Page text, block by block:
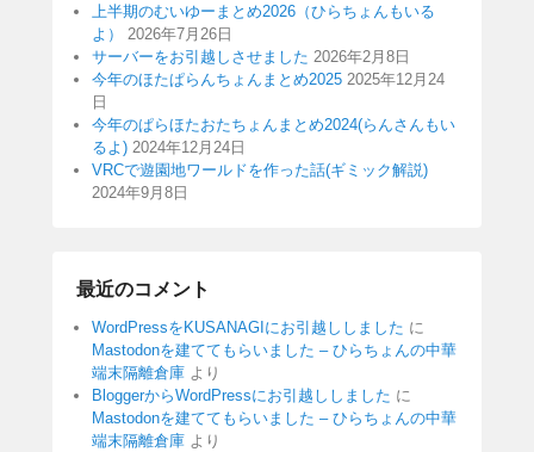
上半期のむいゆーまとめ2026（ひらちょんもいる
よ）
2026年7月26日
サーバーをお引越しさせました 2026年2月8日
今年のほたぱらんちょんまとめ2025 2025年12月24
日
今年のぱらほたおたちょんまとめ2024(らんさんもい
るよ) 2024年12月24日
VRCで遊園地ワールドを作った話(ギミック解説)
2024年9月8日
最近のコメント
WordPressをKUSANAGIにお引越ししました に
Mastodonを建ててもらいました – ひらちょんの中華
端末隔離倉庫 より
BloggerからWordPressにお引越ししました に
Mastodonを建ててもらいました – ひらちょんの中華
端末隔離倉庫 より